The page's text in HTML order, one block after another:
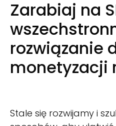
Zarabiaj na
rozwiązanie
monetyzacji
Stale się rozwijamy i